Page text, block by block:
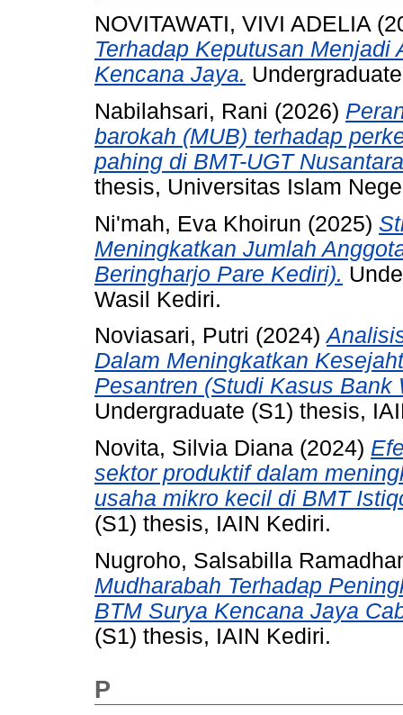
NOVITAWATI, VIVI ADELIA
Terhadap Keputusan
Kencana Jaya.
Nabilahsari, Rani (2026)
barokah (MUB) terhadap
pahing di BMT-UGT
thesis, Universitas Islam
Ni'mah, Eva Khoirun (2025)
Meningkatkan Jumlah
Beringharjo Pare Kediri).
Wasil Kediri.
Noviasari, Putri (2024)
Dalam Meningkatkan
Pesantren (Studi Kasus
Undergraduate (S1) thesis,
Novita, Silvia Diana (2024)
sektor produktif dalam
usaha mikro kecil di BMT
(S1) thesis, IAIN Kediri.
Nugroho, Salsabilla
Mudharabah Terhadap
BTM Surya Kencana Jaya
(S1) thesis, IAIN Kediri.
P